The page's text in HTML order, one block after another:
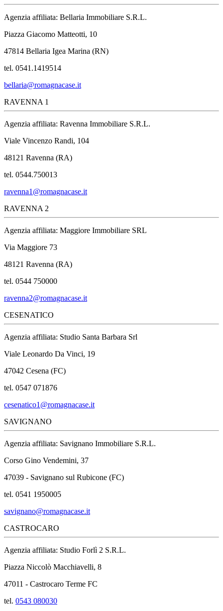
Agenzia affiliata: Bellaria Immobiliare S.R.L.
Piazza Giacomo Matteotti, 10
47814 Bellaria Igea Marina (RN)
tel. 0541.1419514
bellaria@romagnacase.it
RAVENNA 1
Agenzia affiliata: Ravenna Immobiliare S.R.L.
Viale Vincenzo Randi, 104
48121 Ravenna (RA)
tel. 0544.750013
ravenna1@romagnacase.it
RAVENNA 2
Agenzia affiliata: Maggiore Immobiliare SRL
Via Maggiore 73
48121 Ravenna (RA)
tel. 0544 750000
ravenna2@romagnacase.it
CESENATICO
Agenzia affiliata: Studio Santa Barbara Srl
Viale Leonardo Da Vinci, 19
47042 Cesena (FC)
tel. 0547 071876
cesenatico1@romagnacase.it
SAVIGNANO
Agenzia affiliata: Savignano Immobiliare S.R.L.
Corso Gino Vendemini, 37
47039 - Savignano sul Rubicone (FC)
tel. 0541 1950005
savignano@romagnacase.it
CASTROCARO
Agenzia affiliata: Studio Forlì 2 S.R.L.
Piazza Niccolò Macchiavelli, 8
47011 - Castrocaro Terme FC
tel. 0543 080030